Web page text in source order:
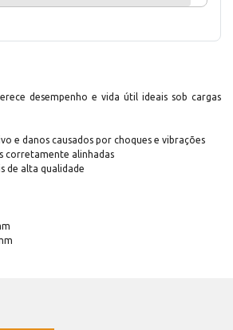
desempenho e vida útil ideais sob cargas
e danos causados por choques e vibrações
corretamente alinhadas
de alta qualidade